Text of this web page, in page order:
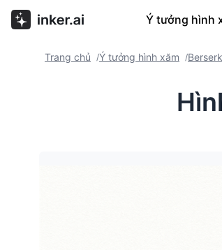
Ý tưởng hình
Trang chủ /Ý tưởng hình xăm /Berserk